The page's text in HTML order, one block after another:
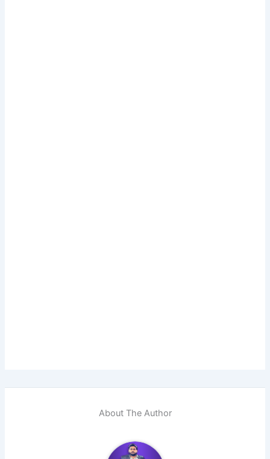
About The Author